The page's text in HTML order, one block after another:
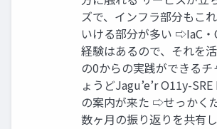
ズで、インフラ部分もこ
いける部分が多い ⇨IaC
経験はあるので、それを
の0からの実践ができるチ
ょうどJagu’e’r O11y-
の案内が来た ⇨せっかく
数ヶ月の振り返りを共有